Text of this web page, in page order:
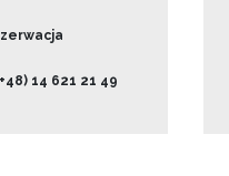
14 621 21 49